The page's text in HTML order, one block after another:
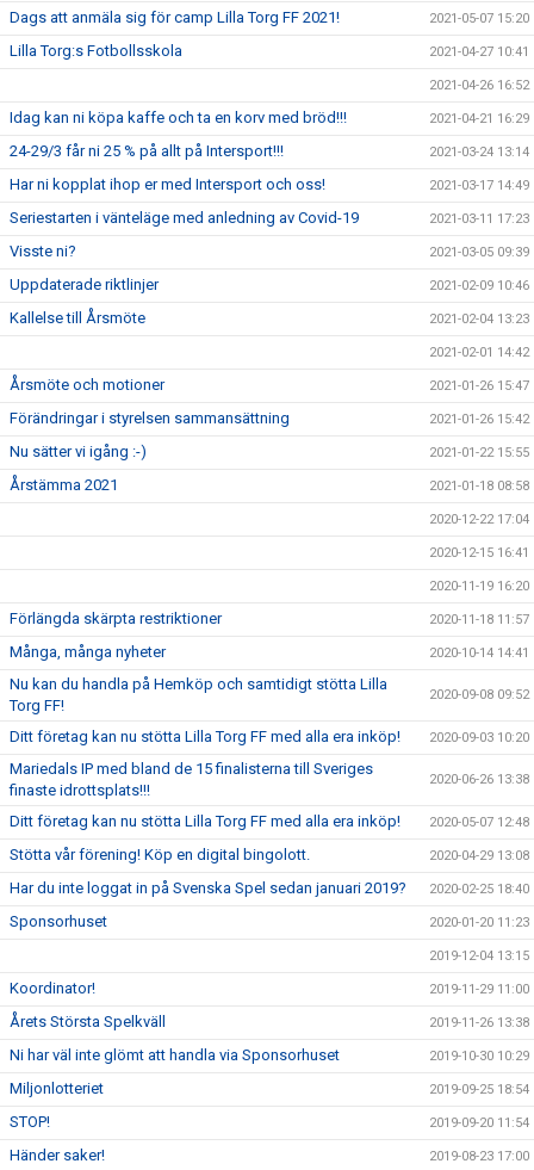
Dags att anmäla sig för camp Lilla Torg FF 2021! 2021-05-07 15:20
Lilla Torg:s Fotbollsskola 2021-04-27 10:41
2021-04-26 16:52
Idag kan ni köpa kaffe och ta en korv med bröd!!! 2021-04-21 16:29
24-29/3 får ni 25 % på allt på Intersport!!! 2021-03-24 13:14
Har ni kopplat ihop er med Intersport och oss! 2021-03-17 14:49
Seriestarten i vänteläge med anledning av Covid-19 2021-03-11 17:23
Visste ni? 2021-03-05 09:39
Uppdaterade riktlinjer 2021-02-09 10:46
Kallelse till Årsmöte 2021-02-04 13:23
2021-02-01 14:42
Årsmöte och motioner 2021-01-26 15:47
Förändringar i styrelsen sammansättning 2021-01-26 15:42
Nu sätter vi igång :-) 2021-01-22 15:55
Årstämma 2021 2021-01-18 08:58
2020-12-22 17:04
2020-12-15 16:41
2020-11-19 16:20
Förlängda skärpta restriktioner 2020-11-18 11:57
Många, många nyheter 2020-10-14 14:41
Nu kan du handla på Hemköp och samtidigt stötta Lilla
Torg FF!
2020-09-08 09:52
Ditt företag kan nu stötta Lilla Torg FF med alla era inköp! 2020-09-03 10:20
Mariedals IP med bland de 15 finalisterna till Sveriges
finaste idrottsplats!!!
2020-06-26 13:38
Ditt företag kan nu stötta Lilla Torg FF med alla era inköp! 2020-05-07 12:48
Stötta vår förening! Köp en digital bingolott. 2020-04-29 13:08
Har du inte loggat in på Svenska Spel sedan januari 2019? 2020-02-25 18:40
Sponsorhuset 2020-01-20 11:23
2019-12-04 13:15
Koordinator! 2019-11-29 11:00
Årets Största Spelkväll 2019-11-26 13:38
Ni har väl inte glömt att handla via Sponsorhuset 2019-10-30 10:29
Miljonlotteriet 2019-09-25 18:54
STOP! 2019-09-20 11:54
Händer saker! 2019-08-23 17:00